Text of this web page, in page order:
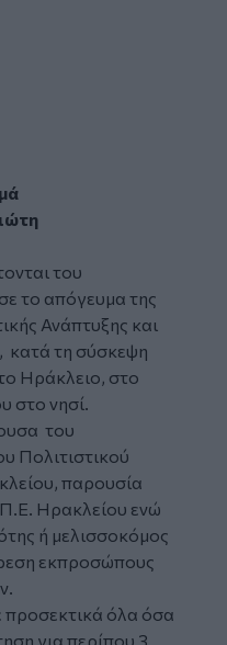
του
το απόγευμα της
Ανάπτυξης και
, κατά τη σύσκεψη
Ηράκλειο, στο
στο νησί.
του
Πολιτιστικού
παρουσία
Ηρακλείου ενώ
ή μελισσοκόμος
εκπροσώπους
όλα όσα
για περίπου 3